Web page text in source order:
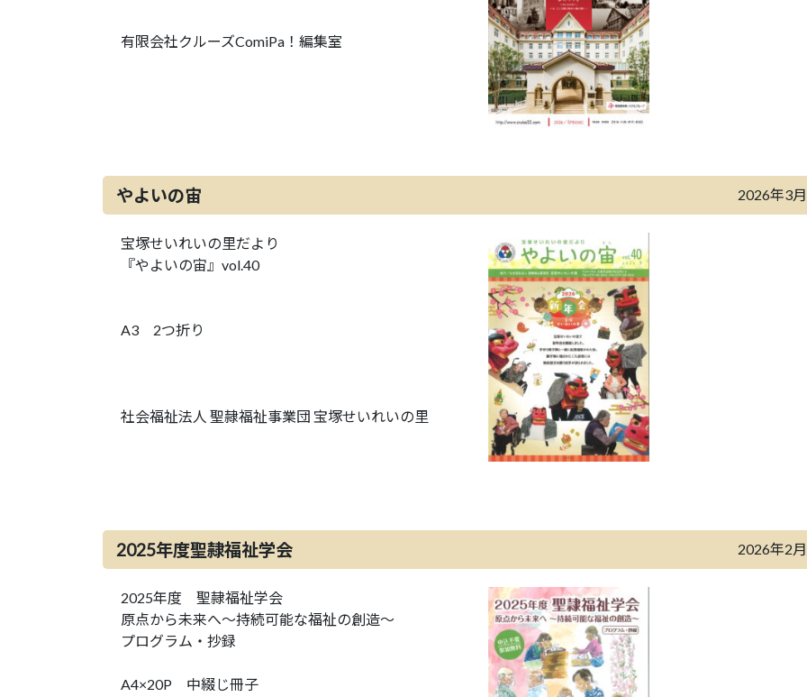
有限会社クルーズComiPa！編集室
やよいの宙 2026年3
宝塚せいれいの里だより
『やよいの宙』vol.40
A3 2つ折り
社会福祉法人 聖隷福祉事業団 宝塚せいれいの里
2025年度聖隷福祉学会 2026年2
2025年度 聖隷福祉学会
原点から未来へ～持続可能な福祉の創造～
プログラム・抄録
A4×20P 中綴じ冊子